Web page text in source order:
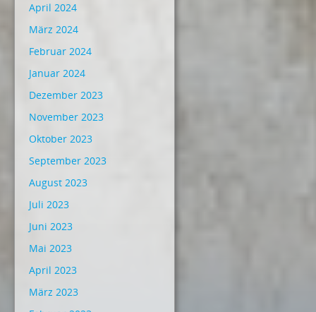
April 2024
März 2024
Februar 2024
Januar 2024
Dezember 2023
November 2023
Oktober 2023
September 2023
August 2023
Juli 2023
Juni 2023
Mai 2023
April 2023
März 2023